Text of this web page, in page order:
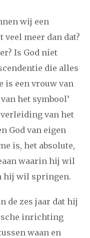
wij een
veel meer dan dat?
Is God niet
die alles
is een vrouw van
het symbool’
van het
God van eigen
is, het absolute,
waarin hij wil
hij wil springen.
de zes jaar dat hij
inrichting
waan en